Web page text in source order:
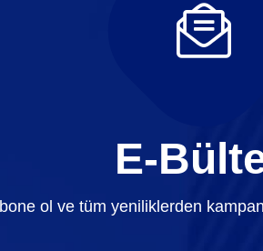
E-
ol ve tüm yeniliklerden